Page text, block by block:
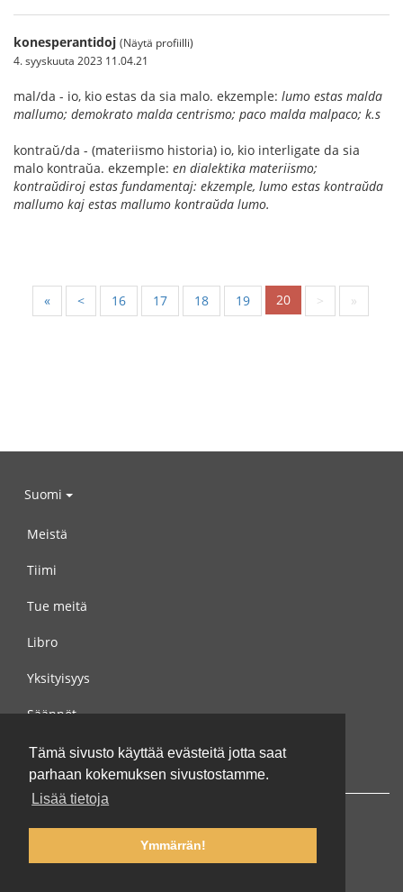
Tämä sivusto käyttää evästeitä jotta saat
parhaan kokemuksen sivustostamme.
Lisää tietoja
Ymmärrän!
konesperantidoj (Näytä profiilli)
4. syyskuuta 2023 11.04.21
mal/da - io, kio estas da sia malo. ekzemple: lumo estas malda
mallumo; demokrato malda centrismo; paco malda malpaco; k.s
kontraŭ/da - (materiismo historia) io, kio interligate da sia
malo kontraŭa. ekzemple: en dialektika materiismo;
kontraŭdiroj estas fundamentaj: ekzemple, lumo estas kontraŭda
mallumo kaj estas mallumo kontraŭda lumo.
« < 16 17 18 19 20 > »
Suomi
Meistä
Tiimi
Tue meitä
Libro
Yksityisyys
Säännöt
Ota yhteyttä meihin
© 2002-2026 lernu.net |Impressum